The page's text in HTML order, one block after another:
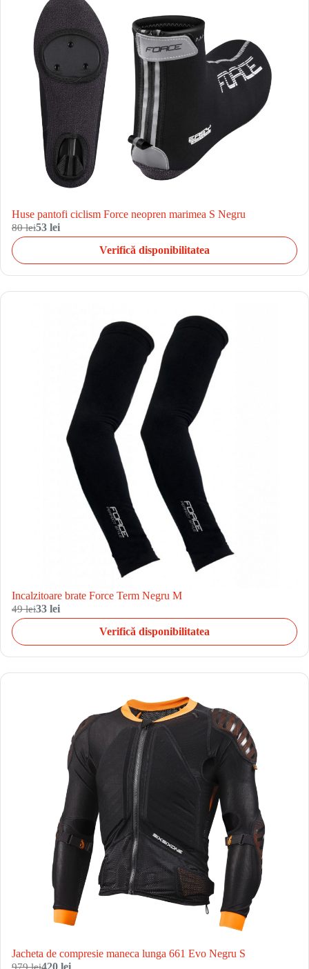
Huse pantofi ciclism Force neopren marimea S Negru
80 lei53 lei
Verifică disponibilitatea
Incalzitoare brate Force Term Negru M
49 lei33 lei
Verifică disponibilitatea
Jacheta de compresie maneca lunga 661 Evo Negru S
979 lei420 lei